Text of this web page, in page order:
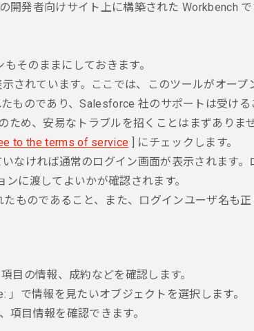
発者向けサイト上に構築された Workbench で
そのままにしておきます。
されています。ここでは、このツールがオープ
のであり、Salesforce 社のサポートは受ける
め、安易なトラブルを招くことはまずありませ
to the terms of service ] にチェックします。
ければ通常のログイン画面が表示されます
に渡してよいかが確認されます。
ものであること、また、ログインユーザ名も
目の情報、成約などを確認します。
」で情報を見たいオブジェクトを選択します。
目情報を確認できます。